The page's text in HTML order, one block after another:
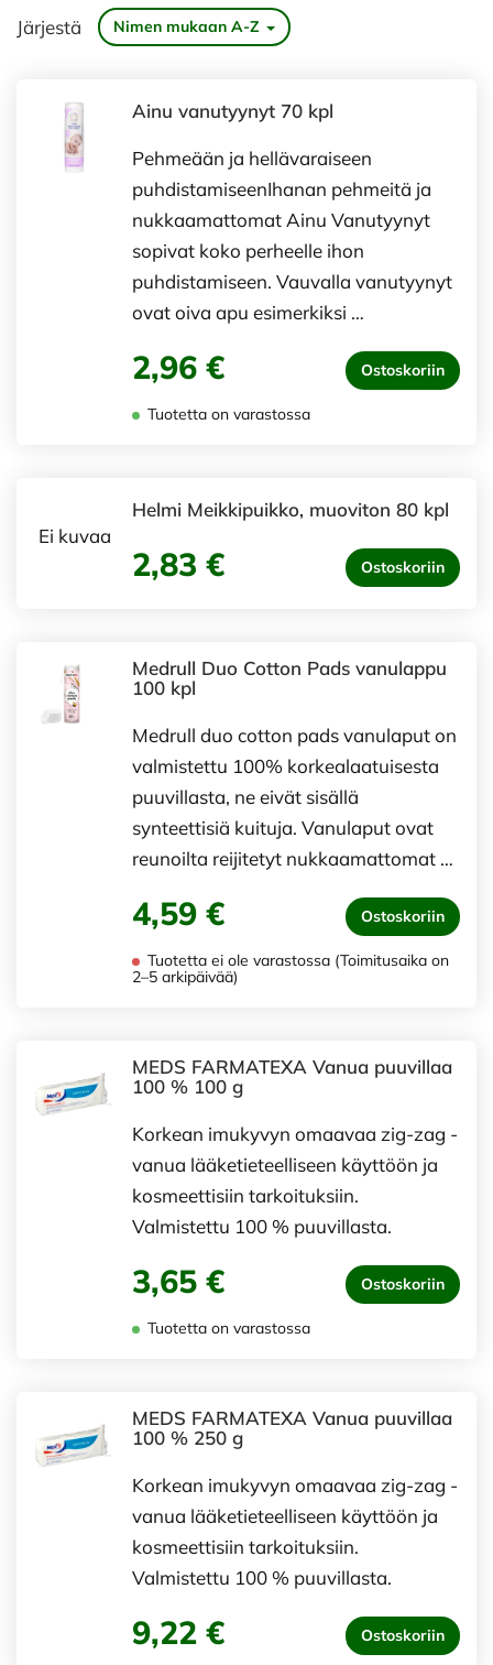
Järjestä Nimen mukaan A-Z
Ainu vanutyynyt 70 kpl
Pehmeään ja hellävaraiseen
puhdistamiseenIhanan pehmeitä ja
nukkaamattomat Ainu Vanutyynyt
sopivat koko perheelle ihon
puhdistamiseen. Vauvalla vanutyynyt
ovat oiva apu esimerkiksi …
2,96 € Ostoskoriin
Tuotetta on varastossa
Ei kuvaa
Helmi Meikkipuikko, muoviton 80 kpl
2,83 € Ostoskoriin
Medrull Duo Cotton Pads vanulappu
100 kpl
Medrull duo cotton pads vanulaput on
valmistettu 100% korkealaatuisesta
puuvillasta, ne eivät sisällä
synteettisiä kuituja. Vanulaput ovat
reunoilta reijitetyt nukkaamattomat …
4,59 € Ostoskoriin
Tuotetta ei ole varastossa (Toimitusaika on
2–5 arkipäivää)
MEDS FARMATEXA Vanua puuvillaa
100 % 100 g
Korkean imukyvyn omaavaa zig-zag -
vanua lääketieteelliseen käyttöön ja
kosmeettisiin tarkoituksiin.
Valmistettu 100 % puuvillasta.
3,65 € Ostoskoriin
Tuotetta on varastossa
MEDS FARMATEXA Vanua puuvillaa
100 % 250 g
Korkean imukyvyn omaavaa zig-zag -
vanua lääketieteelliseen käyttöön ja
kosmeettisiin tarkoituksiin.
Valmistettu 100 % puuvillasta.
9,22 € Ostoskoriin